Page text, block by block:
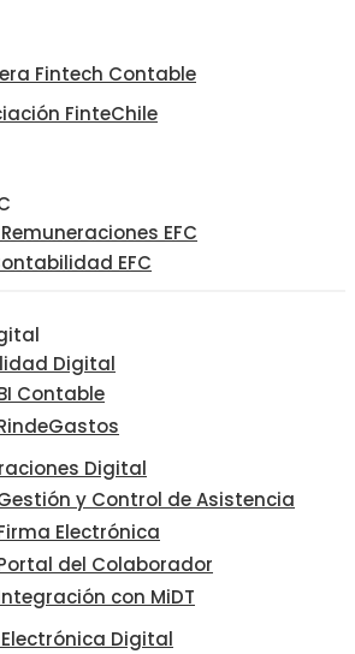
Fintech Contable
FinteChile
EFC
EFC
Digital
Contable
Digital
y Control de Asistencia
Electrónica
del Colaborador
con MiDT
Digital